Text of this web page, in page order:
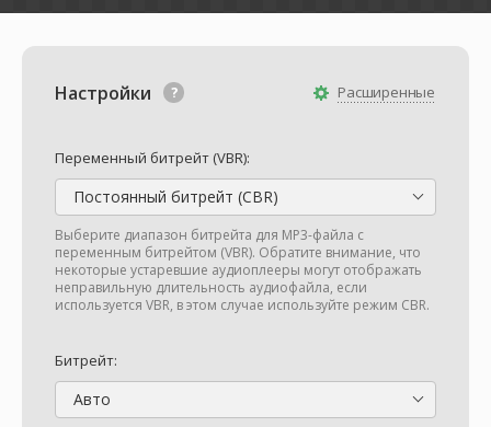
Расширенные
Настройки
Переменный битрейт (VBR):
Постоянный битрейт (CBR)
Выберите диапазон битрейта для MP3-файла с
переменным битрейтом (VBR). Обратите внимание, что
некоторые устаревшие аудиоплееры могут отображать
неправильную длительность аудиофайла, если
используется VBR, в этом случае используйте режим CBR.
Битрейт:
Авто